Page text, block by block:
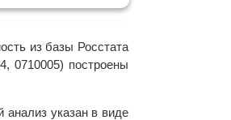
из базы Росстата
0710005) построены
анализ указан в виде